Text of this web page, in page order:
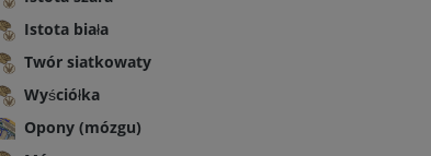
Istota biała
Twór siatkowaty
Wyściółka
Opony (mózgu)